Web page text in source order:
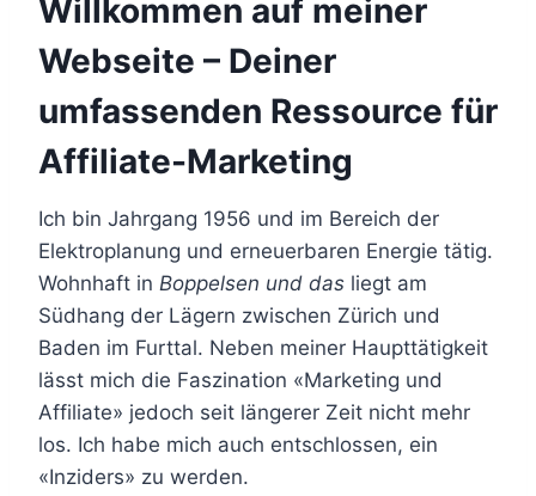
Willkommen auf meiner
Webseite – Deiner
umfassenden Ressource für
Affiliate-Marketing
Ich bin Jahrgang 1956 und im Bereich der
Elektroplanung und erneuerbaren Energie tätig.
Wohnhaft in Boppelsen und das liegt am
Südhang der Lägern zwischen Zürich und
Baden im Furttal. Neben meiner Haupttätigkeit
lässt mich die Faszination «Marketing und
Affiliate» jedoch seit längerer Zeit nicht mehr
los. Ich habe mich auch entschlossen, ein
«Inziders» zu werden.